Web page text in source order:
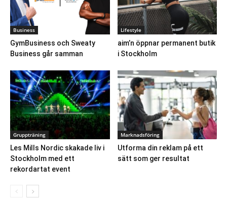
Business
GymBusiness och Sweaty
Business går samman
Lifestyle
aim’n öppnar permanent butik
i Stockholm
Gruppträning
Les Mills Nordic skakade liv i
Stockholm med ett
rekordartat event
Marknadsföring
Utforma din reklam på ett
sätt som ger resultat